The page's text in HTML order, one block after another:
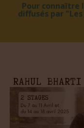
Pour connaître
diffusés par